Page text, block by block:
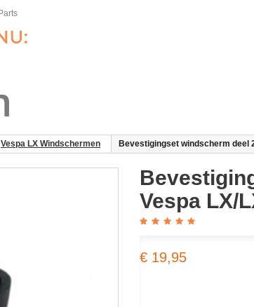
Vespa LX Windschermen Bevestigingset windscherm deel
Vespa LX/
€ 19,95